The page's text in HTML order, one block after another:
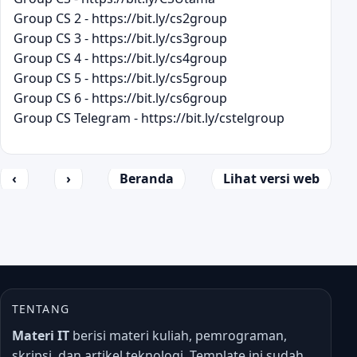
Group CS 2 - https://bit.ly/cs2group
Group CS 3 - https://bit.ly/cs3group
Group CS 4 - https://bit.ly/cs4group
Group CS 5 - https://bit.ly/cs5group
Group CS 6 - https://bit.ly/cs6group
Group CS Telegram - https://bit.ly/cstelgroup
‹ › Beranda Lihat versi web
TENTANG
Materi IT berisi materi kuliah, pemrograman,